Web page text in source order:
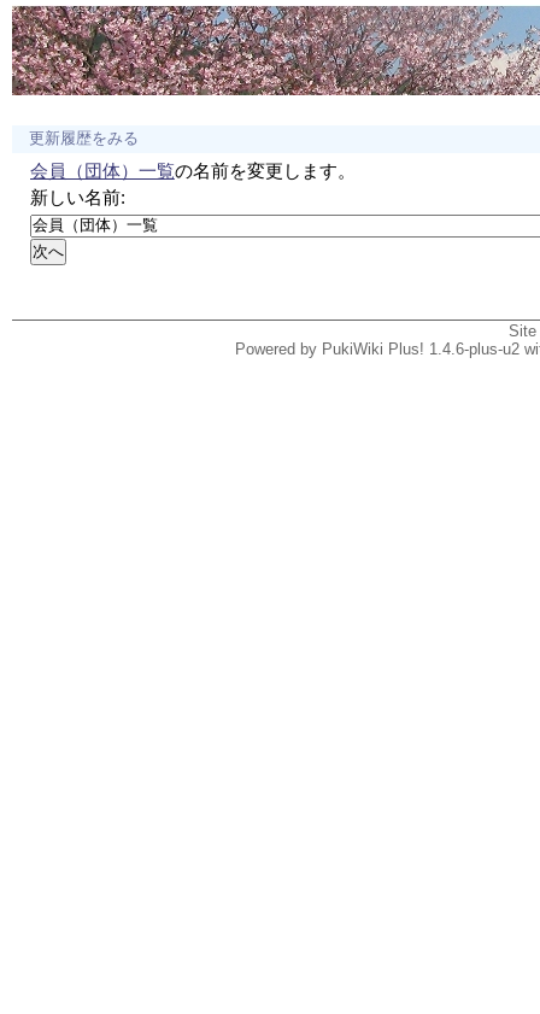
更新履歴をみる
会員（団体）一覧の名前を変更します。
新しい名前:
Powered by PukiWiki Plus! 1.4.6-plus-u2